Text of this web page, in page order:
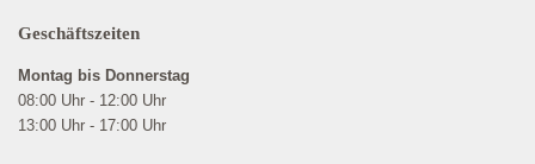
Geschäftszeiten
Montag bis Donnerstag
08:00 Uhr - 12:00 Uhr
13:00 Uhr - 17:00 Uhr